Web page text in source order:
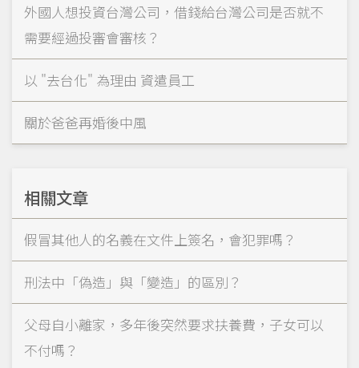
外國人想投資台灣公司，借錢給台灣公司是否就不
需要經過投審會審核？
以 "去台化" 為理由 資遣員工
關於爸爸再婚後中風
相關文章
假冒其他人的名義在文件上簽名，會犯罪嗎？
刑法中「偽造」與「變造」的區別？
父母自小離家，多年後突然要求扶養費，子女可以
不付嗎？